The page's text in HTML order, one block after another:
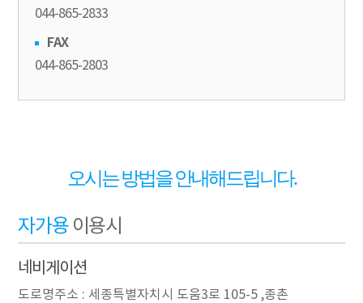
044-865-2833
FAX
044-865-2803
오시는 방법을 안내해드립니다.
자가용 이용시
네비게이션
도로명주소 : 세종특별자치시 도움3로 105-5 ,종촌